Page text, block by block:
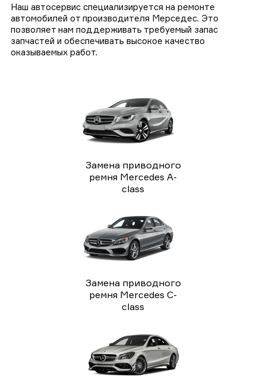
Наш автосервис специализируется на ремонте
автомобилей от производителя Мерседес. Это
позволяет нам поддерживать требуемый запас
запчастей и обеспечивать высокое качество
оказываемых работ.
Замена приводного
ремня Mercedes A-
class
Замена приводного
ремня Mercedes C-
class